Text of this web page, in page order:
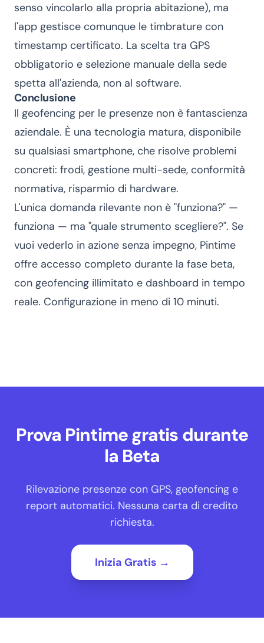
senso vincolarlo alla propria abitazione), ma
l'app gestisce comunque le timbrature con
timestamp certificato. La scelta tra GPS
obbligatorio e selezione manuale della sede
spetta all'azienda, non al software.
Conclusione
Il geofencing per le presenze non è fantascienza
aziendale. È una tecnologia matura, disponibile
su qualsiasi smartphone, che risolve problemi
concreti: frodi, gestione multi-sede, conformità
normativa, risparmio di hardware.
L'unica domanda rilevante non è "funziona?" —
funziona — ma "quale strumento scegliere?". Se
vuoi vederlo in azione senza impegno, Pintime
offre accesso completo durante la fase beta,
con geofencing illimitato e dashboard in tempo
reale. Configurazione in meno di 10 minuti.
Prova Pintime gratis durante
la Beta
Rilevazione presenze con GPS, geofencing e
report automatici. Nessuna carta di credito
richiesta.
Inizia Gratis →